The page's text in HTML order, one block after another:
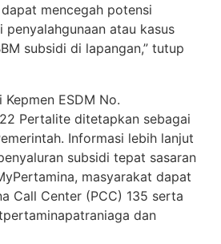
mencegah potensi
atau kasus
subsidi di lapangan,” tutup
ESDM No.
Pertalite ditetapkan sebagai
Informasi lebih lanjut
subsidi tepat sasaran
masyarakat dapat
Call Center (PCC) 135 serta
dan